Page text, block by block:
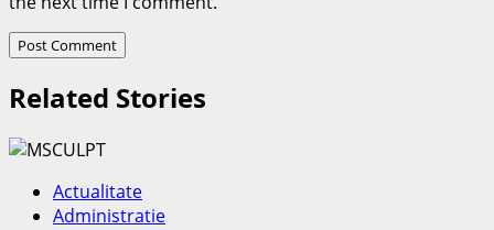
Related Stories
Actualitate
Administratie